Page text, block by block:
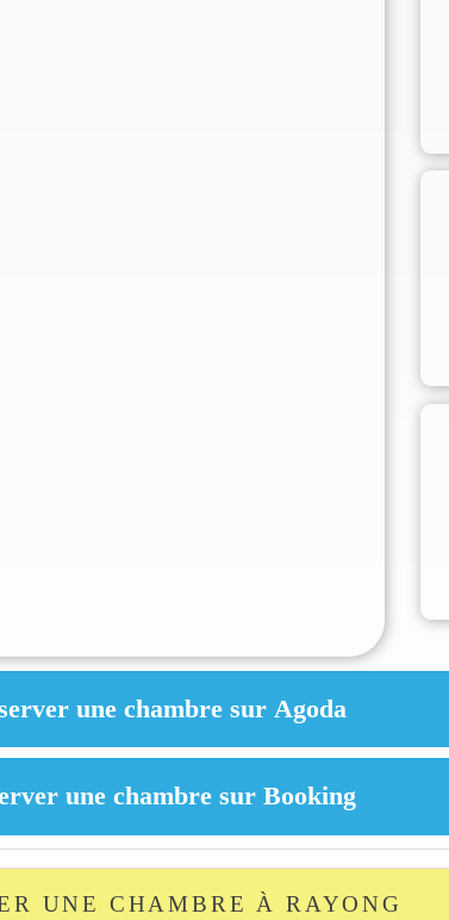
UNE CHAMBRE À RAYONG